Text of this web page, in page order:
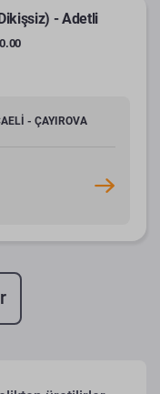
- Adetli
- ÇAYIROVA